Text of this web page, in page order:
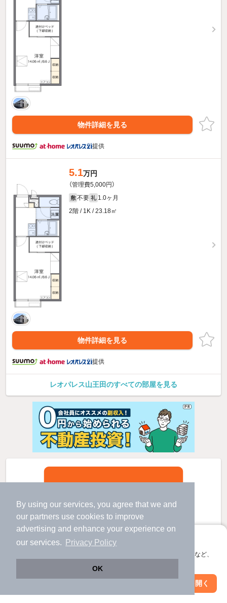
By using our services, you agree that we and
our partners use cookies to improve
advertising and enhance your experience on
our services.
Privacy Policy
OK
アプリに切り替えて、サクサクお部屋探し
会員登録なしですぐ使える。マップ検索やお気に入り保存など、
アプリを開く
物件詳細を見る
提供
5.1万円
（管理費5,000円）
敷 不要 礼 1.0ヶ月
2階 / 1K / 23.18㎡
物件詳細を見る
提供
レオパレス山王田のすべての部屋を見る
絞り込み条件を変更